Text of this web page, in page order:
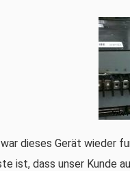
dieses Gerät wieder
ist, dass unser Kunde